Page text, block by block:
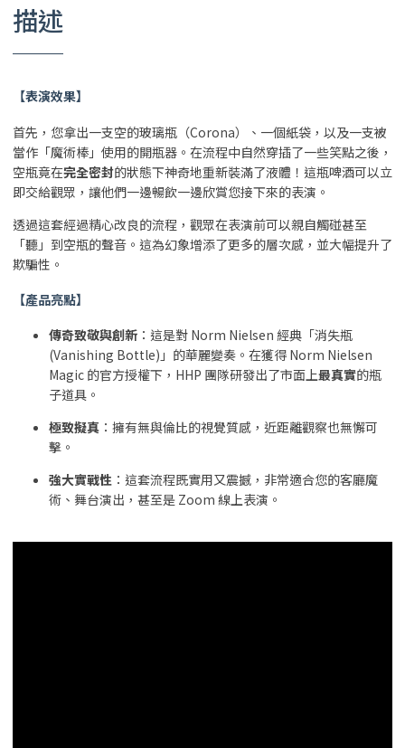
描述
【表演效果】
首先，您拿出一支空的玻璃瓶（Corona）、一個紙袋，以及一支被
當作「魔術棒」使用的開瓶器。在流程中自然穿插了一些笑點之後，
空瓶竟在完全密封的狀態下神奇地重新裝滿了液體！這瓶啤酒可以立
即交給觀眾，讓他們一邊暢飲一邊欣賞您接下來的表演。
透過這套經過精心改良的流程，觀眾在表演前可以親自觸碰甚至
「聽」到空瓶的聲音。這為幻象增添了更多的層次感，並大幅提升了
欺騙性。
【產品亮點】
傳奇致敬與創新 ：這是對 Norm Nielsen 經典「消失瓶
(Vanishing Bottle)」的華麗變奏。在獲得 Norm Nielsen
Magic 的官方授權下，HHP 團隊研發出了市面上最真實的瓶
子道具。
極致擬真 ：擁有無與倫比的視覺質感，近距離觀察也無懈可
擊。
強大實戰性 ：這套流程既實用又震撼，非常適合您的客廳魔
術、舞台演出，甚至是 Zoom 線上表演。